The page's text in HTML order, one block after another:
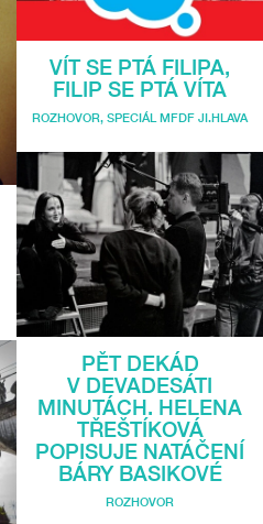
VÍT SE PTÁ FILIPA,
FILIP SE PTÁ VÍTA
ROZHOVOR, SPECIÁL MFDF JI.HLAVA
PĚT DEKÁD
V DEVADESÁTI
MINUTÁCH. HELENA
TŘEŠTÍKOVÁ
POPISUJE NATÁČENÍ
BÁRY BASIKOVÉ
ROZHOVOR